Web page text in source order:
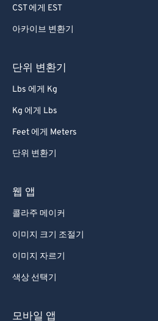
CST 에게 EST
아카이브 변환기
단위 변환기
Lbs 에게 Kg
Kg 에게 Lbs
Feet 에게 Meters
단위 변환기
웹 앱
콜라주 메이커
이미지 크기 조절기
이미지 자르기
색상 선택기
모바일 앱